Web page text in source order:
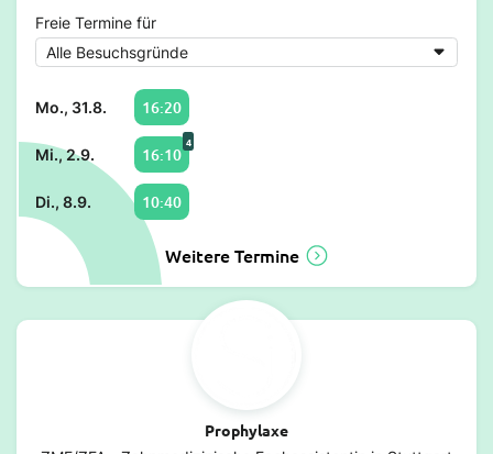
Freie Termine für
Mo., 31.8. 16:20
Mi., 2.9. 16:10
4
Di., 8.9. 10:40
Weitere Termine
Prophylaxe